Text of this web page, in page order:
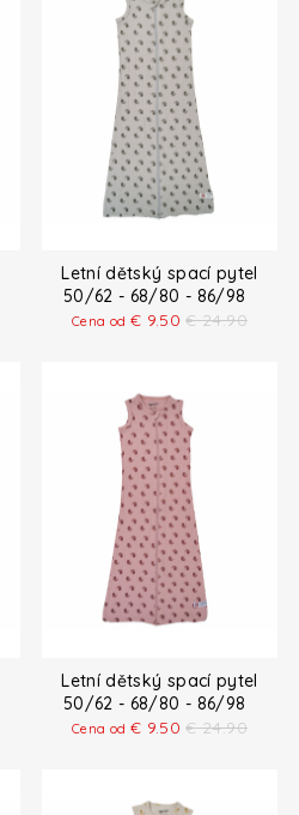
Letní dětský spací pytel
50/62 - 68/80 - 86/98
Cena od € 9.50 € 24.90
Letní dětský spací pytel
50/62 - 68/80 - 86/98
Cena od € 9.50 € 24.90